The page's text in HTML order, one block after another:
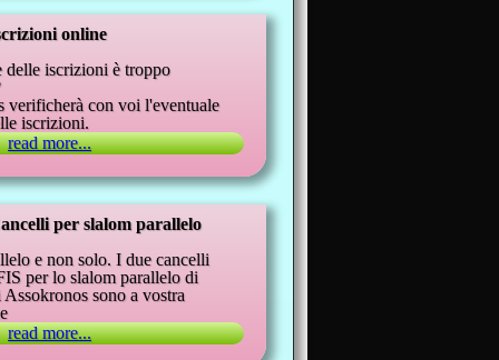
online
delle iscrizioni è troppo
verificherà con voi l'eventuale
iscrizioni.
read more...
per slalom parallelo
e non solo. I due cancelli
per lo slalom parallelo di
sono a vostra
read more...